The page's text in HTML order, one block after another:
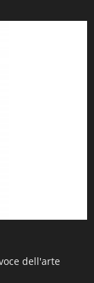
dell'arte